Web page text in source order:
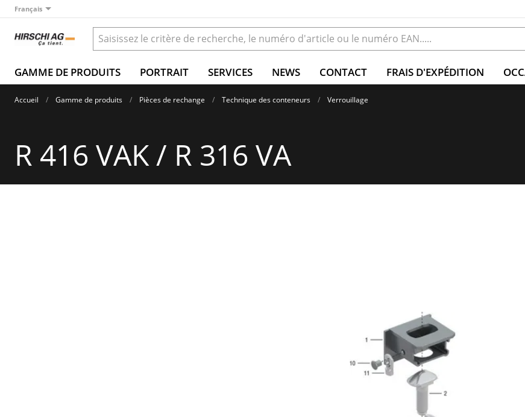
Français
GAMME DE PRODUITS PORTRAIT SERVICES NEWS CONTACT FRAIS D'EXPÉDITION
Accueil Gamme de produits Pièces de rechange Technique des conteneurs Verrouillage
R 416 VAK / R 316 VA